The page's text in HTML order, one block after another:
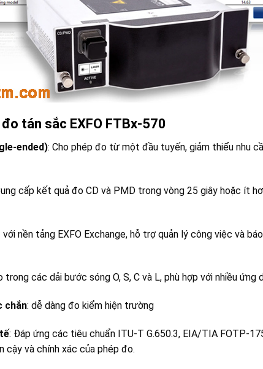
tán sắc EXFO FTBx-570
ended): Cho phép đo từ một đầu tuyến, giảm thiểu nhu
cấp kết quả đo CD và PMD trong vòng 25 giây hoặc ít
nền tảng EXFO Exchange, hỗ trợ quản lý công việc và
trong các dải bước sóng O, S, C và L, phù hợp với nhiều ứng
chắn: dễ dàng đo kiểm hiện trường​
: Đáp ứng các tiêu chuẩn ITU-T G.650.3, EIA/TIA FOTP-
cậy và chính xác của phép đo.